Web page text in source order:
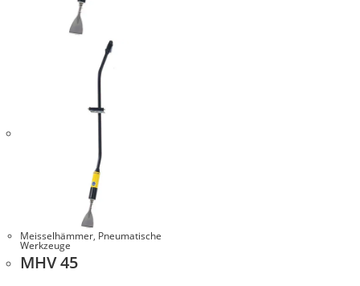
Meisselhämmer, Pneumatische
Werkzeuge
MHV 45